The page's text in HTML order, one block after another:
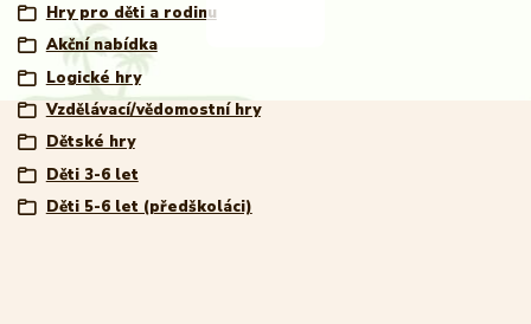
Hry pro děti a rodinu
Akční nabídka
Logické hry
Vzdělávací/vědomostní hry
Dětské hry
Děti 3-6 let
Děti 5-6 let (předškoláci)